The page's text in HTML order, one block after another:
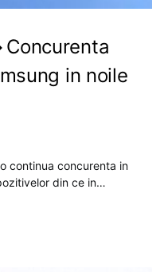
Concurenta
in noile
continua concurenta in
din ce in…